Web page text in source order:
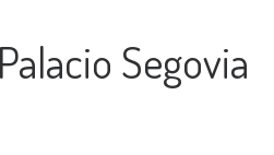
Segovia